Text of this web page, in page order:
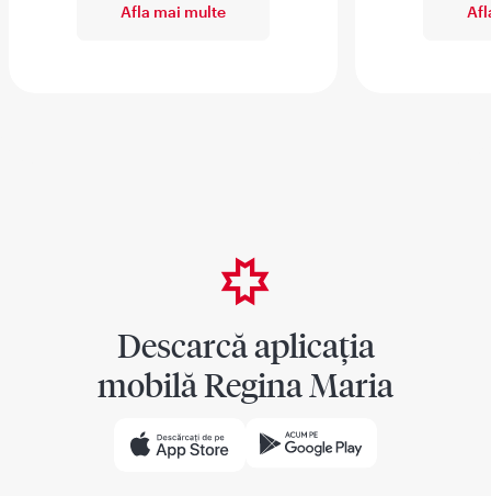
Afla mai multe
Descarcă aplicația
mobilă Regina Maria